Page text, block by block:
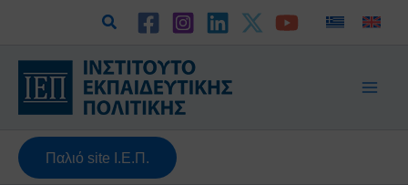
περιεχόμενο
Αναζήτηση
Παλιό site Ι.Ε.Π.